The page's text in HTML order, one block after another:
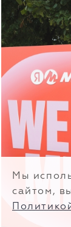
Мы
сайтом,